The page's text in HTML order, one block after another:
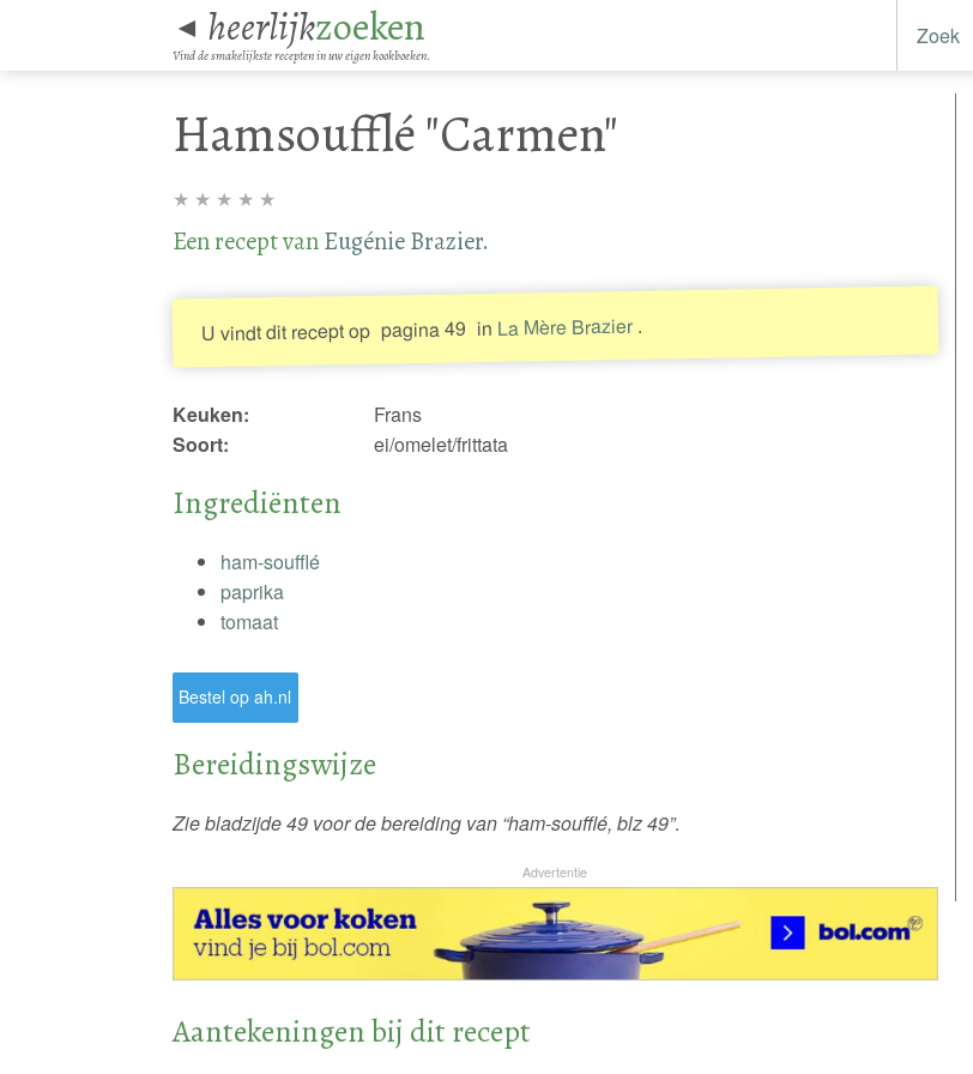
◄ heerlijkzoeken
Vind de smakelijkste recepten in uw eigen kookboeken.
Zoek
Hamsoufflé "Carmen"
★ ★ ★ ★ ★
Een recept vanEugénie Brazier.
U vindt dit recept op pagina 49 in La Mère Brazier.
Keuken:
Frans
Soort:
ei/omelet/frittata
Ingrediënten
ham-soufflé
paprika
tomaat
Bestel op ah.nl
Bereidingswijze
Zie bladzijde 49 voor de bereiding van “ham-soufflé, blz 49”.
Advertentie
Aantekeningen bij dit recept